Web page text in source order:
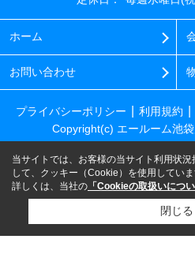
ホーム
お問い合わせ
プライバシーポリシー 利用規約
Copyright(c) エールーム池
当サイトでは、お客様の当サイト利用状
して、クッキー（Cookie）を使用していま
詳しくは、当社の 「Cookieの取扱いについ
閉じる